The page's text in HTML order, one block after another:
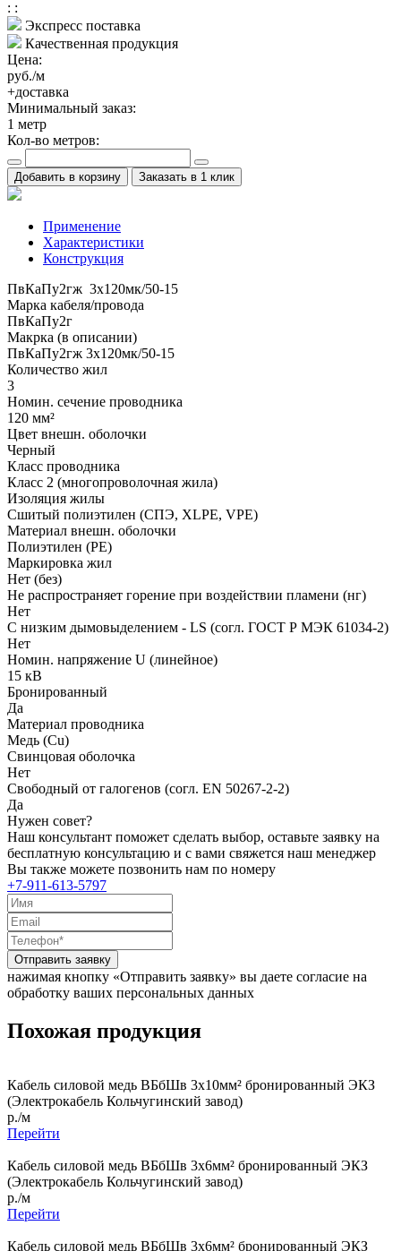
: :
Экспресс поставка
Качественная продукция
Цена:
руб./м
+доставка
Минимальный заказ:
1 метр
Кол-во метров:
Добавить в корзину Заказать в 1 клик
Применение
Характеристики
Конструкция
ПвКаПу2гж 3x120мк/50-15
Марка кабеля/провода
ПвКаПу2г
Макрка (в описании)
ПвКаПу2гж 3x120мк/50-15
Количество жил
3
Номин. сечение проводника
120 мм²
Цвет внешн. оболочки
Черный
Класс проводника
Класс 2 (многопроволочная жила)
Изоляция жилы
Сшитый полиэтилен (СПЭ, XLPE, VPE)
Материал внешн. оболочки
Полиэтилен (PE)
Маркировка жил
Нет (без)
Не распространяет горение при воздействии пламени (нг)
Нет
С низким дымовыделением - LS (согл. ГОСТ Р МЭК 61034-2)
Нет
Номин. напряжение U (линейное)
15 кВ
Бронированный
Да
Материал проводника
Медь (Cu)
Свинцовая оболочка
Нет
Свободный от галогенов (согл. EN 50267-2-2)
Да
Нужен совет?
Наш консультант поможет сделать выбор, оставьте заявку на
бесплатную консультацию и с вами свяжется наш менеджер
Вы также можете позвонить нам по номеру
+7-911-613-5797
Отправить заявку
нажимая кнопку «Отправить заявку» вы даете согласие на
обработку ваших персональных данных
Похожая продукция
Кабель силовой медь ВБбШв 3x10мм² бронированный ЭКЗ
(Электрокабель Кольчугинский завод)
р./м
Перейти
Кабель силовой медь ВБбШв 3x6мм² бронированный ЭКЗ
(Электрокабель Кольчугинский завод)
р./м
Перейти
Кабель силовой медь ВБбШв 3x6мм² бронированный ЭКЗ